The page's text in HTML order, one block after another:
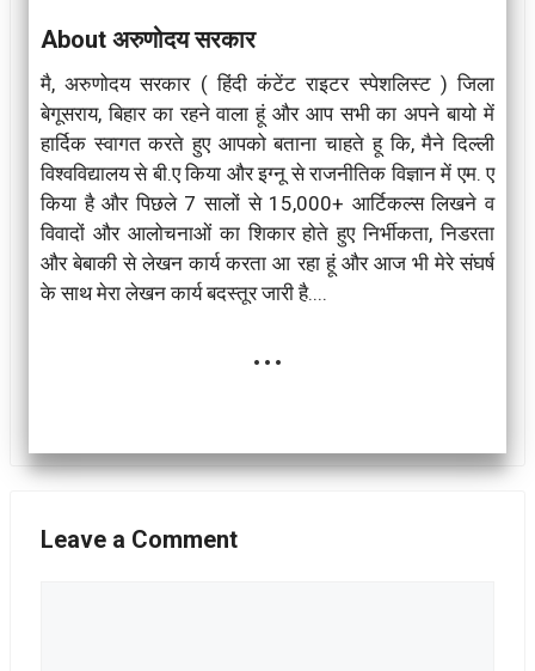
About अरुणोदय सरकार
मै, अरुणोदय सरकार ( हिंदी कंटेंट राइटर स्पेशलिस्ट ) जिला
बेगूसराय, बिहार का रहने वाला हूं और आप सभी का अपने बायो में
हार्दिक स्वागत करते हुए आपको बताना चाहते हू कि, मैने दिल्ली
विश्वविद्यालय से बी.ए किया और इग्नू से राजनीतिक विज्ञान में एम. ए
किया है और पिछले 7 सालों से 15,000+ आर्टिकल्स लिखने व
विवादों और आलोचनाओं का शिकार होते हुए निर्भीकता, निडरता
और बेबाकी से लेखन कार्य करता आ रहा हूं और आज भी मेरे संघर्ष
के साथ मेरा लेखन कार्य बदस्तूर जारी है....
...
Leave a Comment